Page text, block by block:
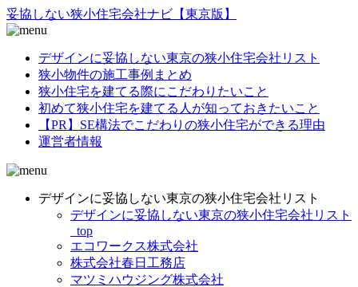
妥協 しない狭小住宅会社ナビ 【東京版】
デザインに妥協しない東京の狭小住宅会社リスト
狭小物件の施工事例まとめ
狭小住宅を建てる際にこだわりたいこと
初めて狭小住宅を建てる人が知っておきたいこと
【PR】SE構法でこだわりの狭小住宅ができる理由
運営者情報
デザインに妥協しない東京の狭小住宅会社リスト
デザインに妥協しない東京の狭小住宅会社リスト
_top
エコワークス株式会社
株式会社春日工務店
マツミハウジング株式会社